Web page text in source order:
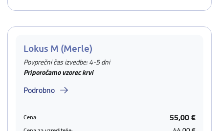
Lokus M (Merle)
Povprečni čas izvedbe: 4-5 dni
Priporočamo vzorec krvi
Podrobno
Cena: 55,00 €